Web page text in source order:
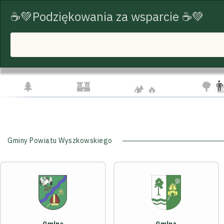
START TRASY ROWEROWE TURYSTYKA
☁️ 🦅
🌲 🏰 🏕️ 🔥 🌳
Gminy Powiatu Wyszkowskiego
☕💚Podziękowania za wsparcie ☕💚